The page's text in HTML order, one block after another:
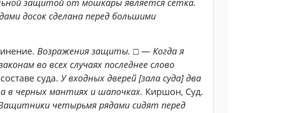
защитой от мошкары является сетка.
досок сделана перед большими
Возражения защиты. □ — Когда я
во всех случаях последнее слово
суда. У входных дверей [зала суда] два
в черных мантиях и шапочках. Киршон, Суд.
четырьмя рядами сидят перед